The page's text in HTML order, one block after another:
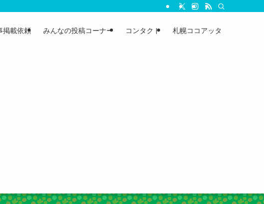
掲載依頼 みんなの投稿コーナー コンタクト 札幌ココアッタ